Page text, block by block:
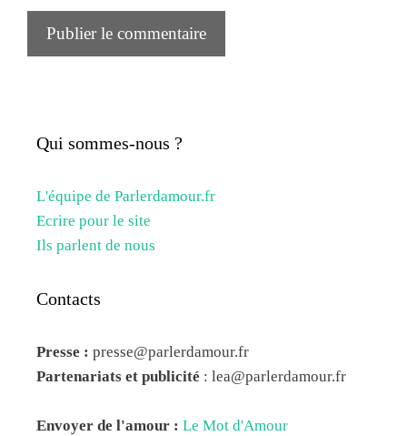
Qui sommes-nous ?
L'équipe de Parlerdamour.fr
Ecrire pour le site
Ils parlent de nous
Contacts
Presse : presse@parlerdamour.fr
Partenariats et publicité : lea@parlerdamour.fr
Envoyer de l'amour : Le Mot d'Amour